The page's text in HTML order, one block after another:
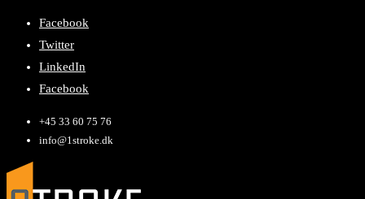
Facebook
Twitter
LinkedIn
Facebook
+45 33 60 75 76
info@1stroke.dk